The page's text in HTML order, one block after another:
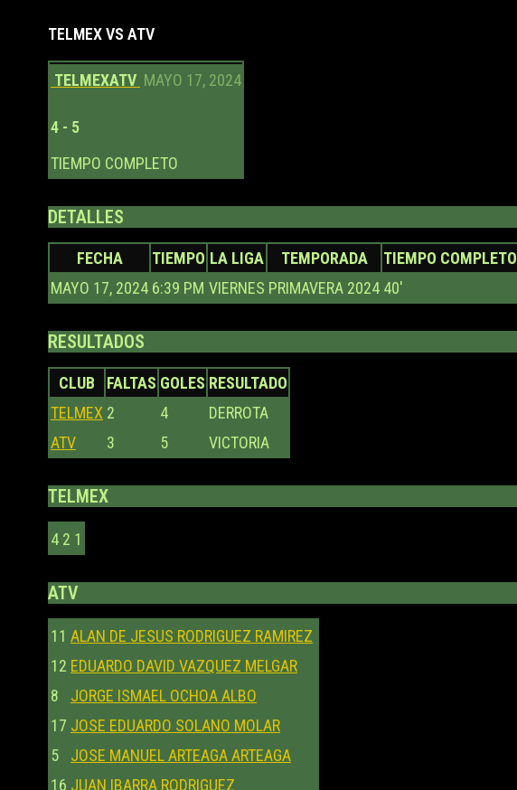
TELMEX VS ATV
TELMEXATV MAYO 17, 2024
4 - 5
TIEMPO COMPLETO
DETALLES
FECHA TIEMPO LA LIGA TEMPORADA
TIEMPO COMPLETO
MAYO 17, 2024 6:39 PM VIERNES PRIMAVERA 2024 40'
RESULTADOS
CLUB FALTAS GOLES RESULTADO
TELMEX 2 4
DERROTA
ATV
3 5 VICTORIA
TELMEX
4 2 1
ATV
11 ALAN DE JESUS RODRIGUEZ RAMIREZ
12 EDUARDO DAVID VAZQUEZ MELGAR
8
JORGE ISMAEL OCHOA ALBO
17 JOSE EDUARDO SOLANO MOLAR
5
JOSE MANUEL ARTEAGA ARTEAGA
16 JUAN IBARRA RODRIGUEZ